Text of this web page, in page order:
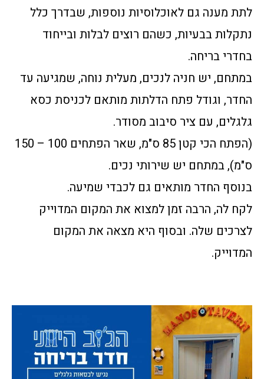
לתת מענה גם לאוכלוסיות נוספות, שבדרך כלל
נתקלות בבעיות, כשהם רוצים לבלות ובייחוד
בחדרי בריחה.
במתחם, יש חניה לנכים, מעלית נוחה, שמגיעה עד
החדר, וגודל פתח הדלתות מותאם לכניסת כסא
גלגלים, עם ציר סיבוב מסודר.
(הפתח הכי קטן 85 ס"מ, שאר הפתחים 100 – 150
ס"מ), במתחם יש שירותי נכים.
בנוסף החדר מותאים גם לכבדי שמיעה.
לקח לה, הרבה זמן למצוא את המקום המדוייק
לצרכים שלה. ובסוף היא מצאה את המקום
המדוייק.